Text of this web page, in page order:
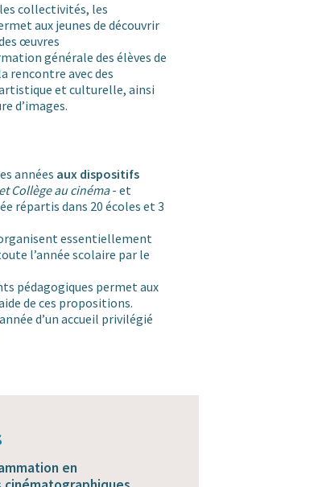
collectivités, les
aux jeunes de découvrir
œuvres
générale des élèves de
rencontre avec des
et culturelle, ainsi
d’images.
années aux dispositifs
Collège au cinéma- et
répartis dans 20 écoles et 3
essentiellement
l’année scolaire par le
pédagogiques permet aux
de ces propositions.
d’un accueil privilégié
en